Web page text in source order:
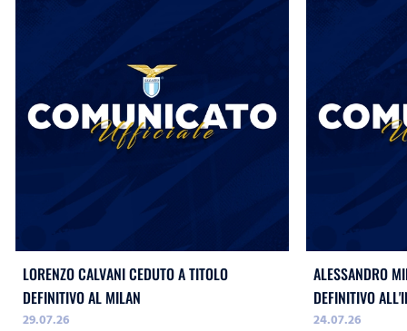
LORENZO CALVANI CEDUTO A TITOLO
DEFINITIVO AL MILAN
29.07.26
ALESSANDRO
DEFINITIVO
24.07.26